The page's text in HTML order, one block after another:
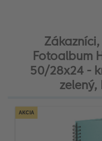
Fotoalbum
50/28x24 -
AKCIA